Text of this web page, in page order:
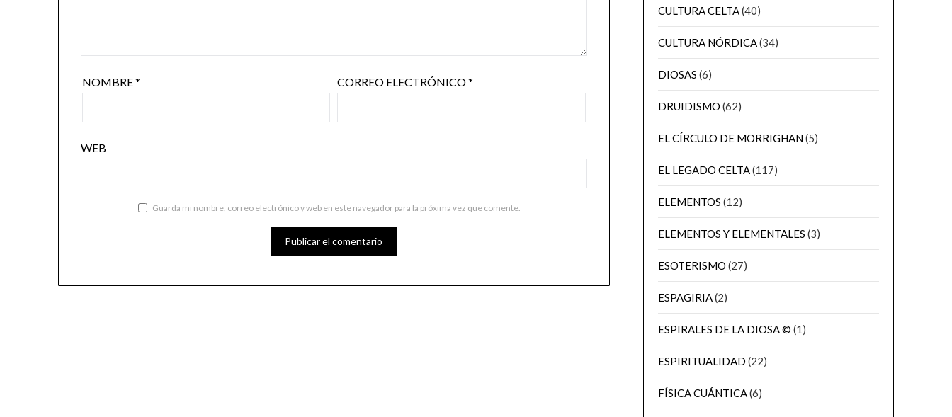
NOMBRE* CORREO ELECTRÓNICO*
WEB
Guarda mi nombre, correo electrónico y web en este navegador para la próxima vez que comente.
CULTURA CELTA(40)
CULTURA NÓRDICA(34)
DIOSAS (6)
DRUIDISMO (62)
EL CÍRCULO DE MORRIGHAN(5)
EL LEGADO CELTA(117)
ELEMENTOS (12)
ELEMENTOS Y ELEMENTALES (3)
ESOTERISMO (27)
ESPAGIRIA(2)
ESPIRALES DE LA DIOSA © (1)
ESPIRITUALIDAD (22)
FÍSICA CUÁNTICA(6)